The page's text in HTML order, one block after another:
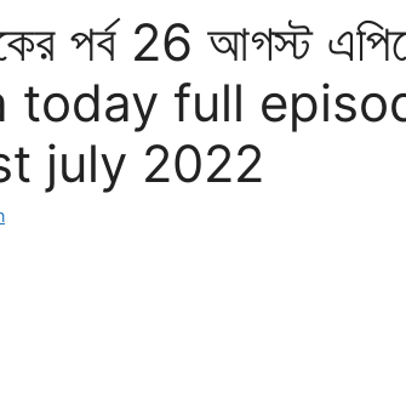
পর্ব 26 আগস্ট
today full
july 2022